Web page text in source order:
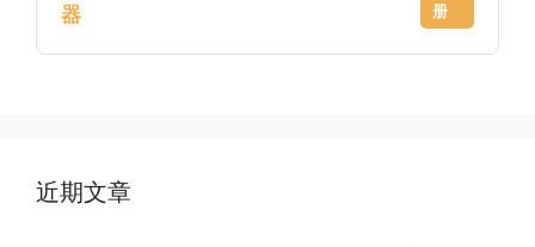
器
册
近期文章